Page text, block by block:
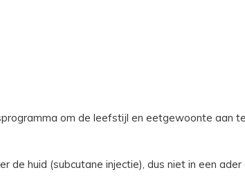
om de leefstijl en eetgewoonte aan
de huid (subcutane injectie), dus niet in een